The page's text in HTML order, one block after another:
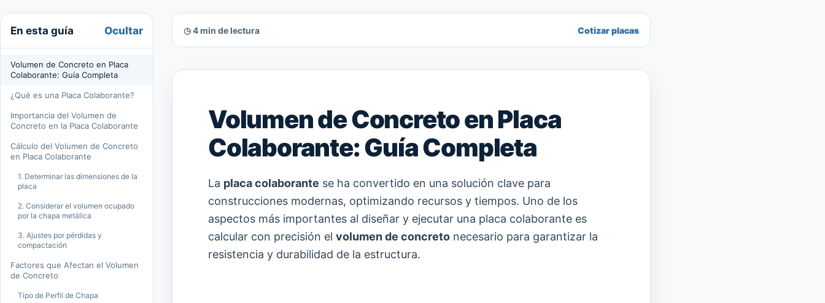
En esta guía Ocultar
Volumen de Concreto en Placa
Colaborante: Guía Completa
¿Qué es una Placa Colaborante?
Importancia del Volumen de
Concreto en la Placa Colaborante
Cálculo del Volumen de Concreto
en Placa Colaborante
1. Determinar las dimensiones de la
placa
2. Considerar el volumen ocupado
por la chapa metálica
3. Ajustes por pérdidas y
compactación
Factores que Afectan el Volumen
de Concreto
Tipo de Perfil de Chapa
◷ 4 min de lectura Cotizar placas
Volumen de Concreto en Placa
Colaborante: Guía Completa
La placa colaborante se ha convertido en una solución clave para
construcciones modernas, optimizando recursos y tiempos. Uno de los
aspectos más importantes al diseñar y ejecutar una placa colaborante es
calcular con precisión el volumen de concreto necesario para garantizar la
resistencia y durabilidad de la estructura.